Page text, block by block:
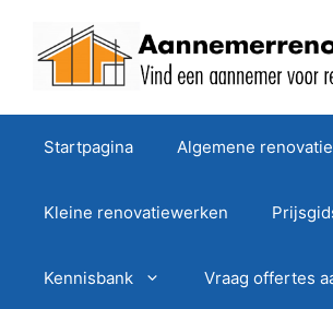
Startpagina Algemene
Kleine renovatiewerken
Kennisbank Vraag offertes